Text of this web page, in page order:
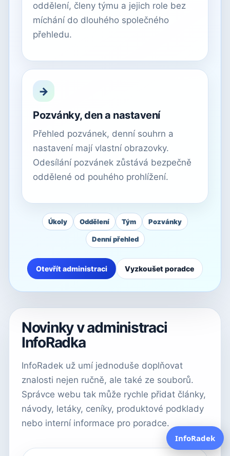
oddělení, členy týmu a jejich role bez
míchání do dlouhého společného
přehledu.
→
Pozvánky, den a nastavení
Přehled pozvánek, denní souhrn a
nastavení mají vlastní obrazovky.
Odesílání pozvánek zůstává bezpečně
oddělené od pouhého prohlížení.
Úkoly Oddělení Tým Pozvánky
Denní přehled
Otevřít administraci Vyzkoušet poradce
Novinky v administraci
InfoRadka
InfoRadek už umí jednoduše doplňovat
znalosti nejen ručně, ale také ze souborů.
Správce webu tak může rychle přidat články,
návody, letáky, ceníky, produktové podklady
nebo interní informace pro poradce.
InfoRadek